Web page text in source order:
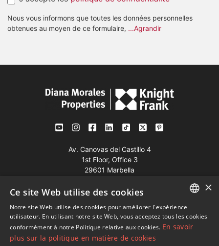
Nous vous informons que toutes les données personnelles
obtenues au moyen de ce formulaire, ...Agrandir
Av. Canovas del Castillo 4
1st Floor, Office 3
29601 Marbella
Tél:+34 952 765 138
Mob:+34 601 636 766
Whatsapp:+34 952 765 138
ENGLISH
SPANISH
×
Ce site Web utilise des cookies
Notre site Web utilise des cookies pour améliorer l'expérience
utilisateur. En utilisant notre site Web, vous acceptez tous les cookies
conformément à notre Politique relative aux cookies. En savoir
plus sur la politique en matière de cookies